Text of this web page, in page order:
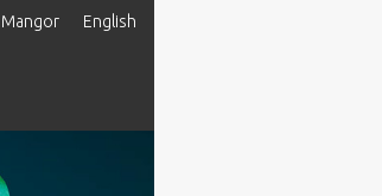
Mangor English